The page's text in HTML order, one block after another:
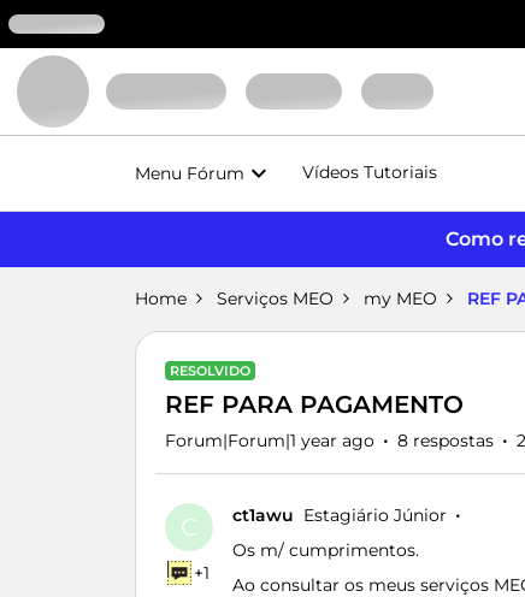
Menu Fórum Vídeos Tutoriais
Como
Home Serviços MEO my MEO REF
RESOLVIDO
REF PARA PAGAMENTO
Forum|Forum|1 year ago 8 respostas
C
+1
ct1awu Estagiário Júnior
Os m/ cumprimentos.
Ao consultar os meus serviços